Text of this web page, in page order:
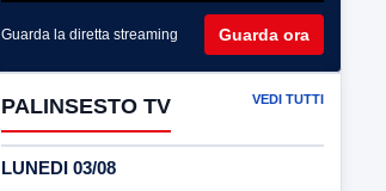
Guarda la diretta streaming Guarda ora
PALINSESTO TV VEDI TUTTI
LUNEDI 03/08